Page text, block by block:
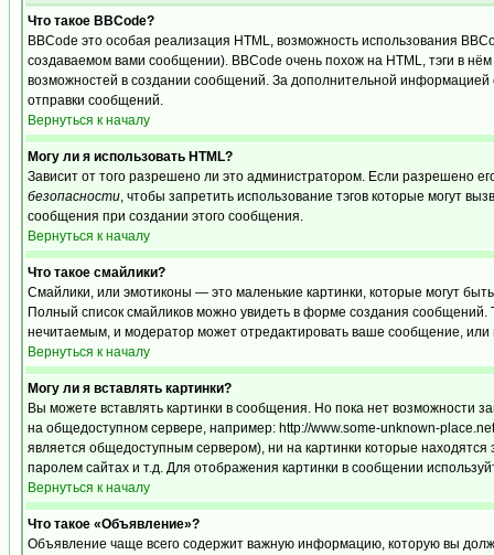
Что такое BBCode?
BBCode это особая реализация HTML, возможность использования
создаваемом вами сообщении). BBCode очень похож на HTML, тэги в
возможностей в создании сообщений. За дополнительной
отправки сообщений.
Вернуться к началу
Могу ли я использовать HTML?
Зависит от того разрешено ли это администратором. Если разрешено
безопасности, чтобы запретить использование тэгов которые могут
сообщения при создании этого сообщения.
Вернуться к началу
Что такое смайлики?
Смайлики, или эмотиконы — это маленькие картинки, которые могут
Полный список смайликов можно увидеть в форме создания сообщений.
нечитаемым, и модератор может отредактировать ваше сообщение, или
Вернуться к началу
Могу ли я вставлять картинки?
Вы можете вставлять картинки в сообщения. Но пока нет возможности
на общедоступном сервере, например: http://www.some-unknown-
является общедоступным сервером), ни на картинки которые
паролем сайтах и т.д. Для отображения картинки в сообщении
Вернуться к началу
Что такое «Объявление»?
Объявление чаще всего содержит важную информацию, которую вы